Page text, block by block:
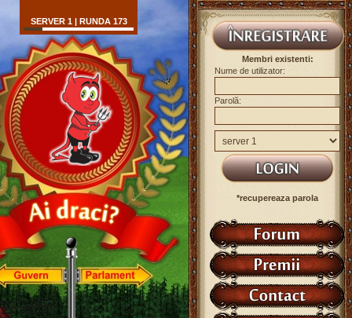
SERVER 1 | RUNDA 173
Membri existenti:
Nume de utilizator:
Parolă:
*recupereaza parola